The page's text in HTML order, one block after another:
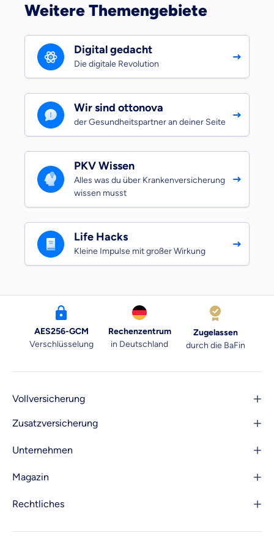
Weitere Themengebiete
Digital gedacht
Die digitale Revolution
Wir sind ottonova
der Gesundheitspartner an deiner Seite
PKV Wissen
Alles was du über Krankenversicherung
wissen musst
Life Hacks
Kleine Impulse mit großer Wirkung
AES256-GCM
Verschlüsselung
Rechenzentrum
in Deutschland
Zugelassen
durch die BaFin
Vollversicherung
Zusatzversicherung
Unternehmen
Magazin
Rechtliches